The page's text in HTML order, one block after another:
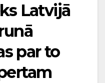
Latvijā
par to